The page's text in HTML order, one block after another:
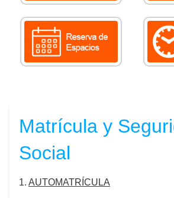
Matrícula y
Social
1. AUTOMATRÍCULA